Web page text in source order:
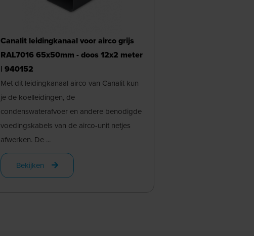
Canalit leidingkanaal voor airco grijs
RAL7016 65x50mm - doos 12x2 meter
| 940152
Met dit leidingkanaal airco van Canalit kun
je de koelleidingen, de
condenswaterafvoer en andere benodigde
voedingskabels van de airco-unit netjes
afwerken. De ...
Bekijken